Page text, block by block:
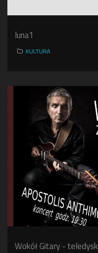
luna1
KULTURA
Wokół Gitary - teledysk